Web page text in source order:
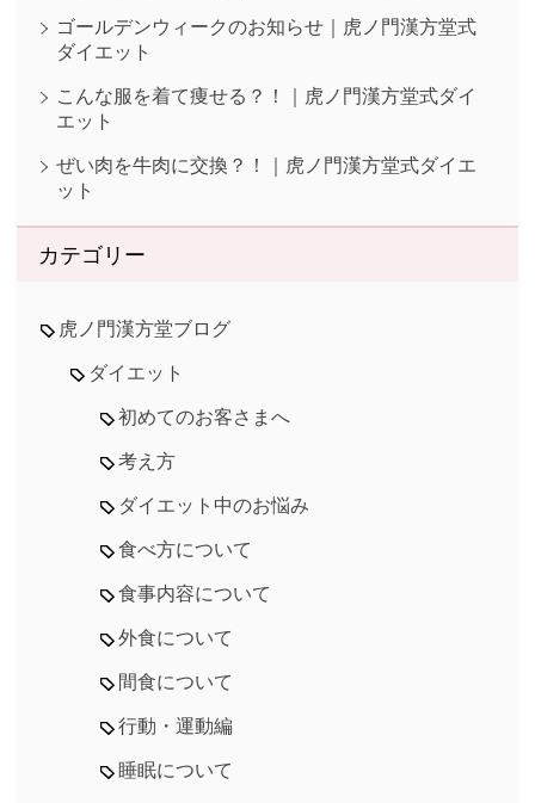
ゴールデンウィークのお知らせ｜虎ノ門漢方堂式
ダイエット
こんな服を着て痩せる？！｜虎ノ門漢方堂式ダイ
エット
ぜい肉を牛肉に交換？！｜虎ノ門漢方堂式ダイエ
ット
カテゴリー
虎ノ門漢方堂ブログ
ダイエット
初めてのお客さまへ
考え方
ダイエット中のお悩み
食べ方について
食事内容について
外食について
間食について
行動・運動編
睡眠について